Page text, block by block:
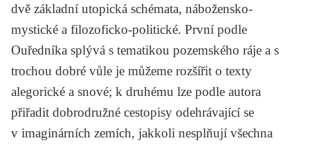
dvě základní utopická schémata, nábožensko-
mystické a filozoficko-politické. První podle
Ouředníka splývá s tematikou pozemského ráje a s
trochou dobré vůle je můžeme rozšířit o texty
alegorické a snové; k druhému lze podle autora
přiřadit dobrodružné cestopisy odehrávající se
v imaginárních zemích, jakkoli nesplňují všechna